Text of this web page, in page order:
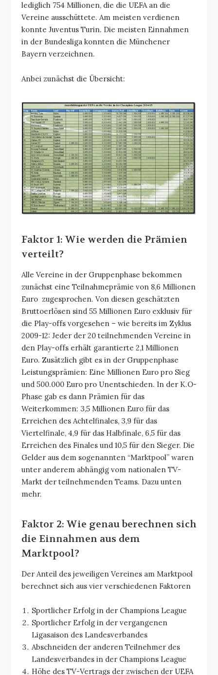
lediglich 754 Millionen, die die UEFA an die
Vereine ausschüttete. Am meisten verdienen
konnte Juventus Turin. Die meisten Einnahmen
in der Bundesliga konnten die Münchener
Bayern verzeichnen.
Anbei zunächst die Übersicht:
Faktor 1: Wie werden die Prämien
verteilt?
Alle Vereine in der Gruppenphase bekommen
zunächst eine Teilnahmeprämie von 8,6 Millionen
Euro zugesprochen. Von diesen geschätzten
Bruttoerlösen sind 55 Millionen Euro exklusiv für
die Play-offs vorgesehen – wie bereits im Zyklus
2009-12: Jeder der 20 teilnehmenden Vereine in
den Play-offs erhält garantierte 2,1 Millionen
Euro. Zusätzlich gibt es in der Gruppenphase
Leistungsprämien: Eine Millionen Euro pro Sieg
und 500.000 Euro pro Unentschieden. In der K.O-
Phase gab es dann Prämien für das
Weiterkommen: 3,5 Millionen Euro für das
Erreichen des Achtelfinales, 3,9 für das
Viertelfinale, 4,9 für das Halbfinale, 6,5 für das
Erreichen des Finales und 10,5 für den Sieger. Die
Gelder aus dem sogenannten “Marktpool” waren
unter anderem abhängig vom nationalen TV-
Markt der teilnehmenden Teams. Dazu unten
mehr.
Faktor 2: Wie genau berechnen sich
die Einnahmen aus dem
Marktpool?
Der Anteil des jeweiligen Vereines am Marktpool
berechnet sich aus vier verschiedenen Faktoren
Sportlicher Erfolg in der Champions League
Sportlicher Erfolg in der vergangenen
Ligasaison des Landesverbandes
Abschneiden der anderen Teilnehmer des
Landesverbandes in der Champions League
Höhe des TV-Vertrags der zwischen der UEFA